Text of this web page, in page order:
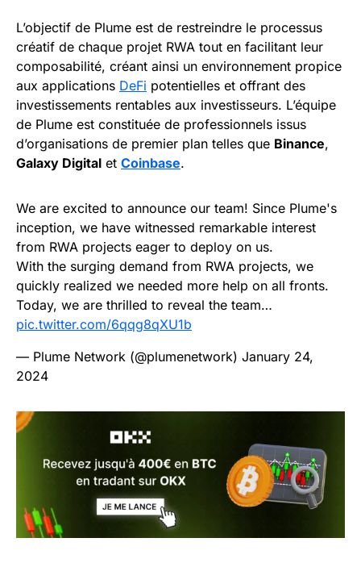
L’objectif de Plume est de restreindre le processus
créatif de chaque projet RWA tout en facilitant leur
composabilité, créant ainsi un environnement propice
aux applications DeFi potentielles et offrant des
investissements rentables aux investisseurs. L’équipe
de Plume est constituée de professionnels issus
d’organisations de premier plan telles que Binance,
Galaxy Digital et Coinbase.
We are excited to announce our team! Since Plume's
inception, we have witnessed remarkable interest
from RWA projects eager to deploy on us.
With the surging demand from RWA projects, we
quickly realized we needed more help on all fronts.
Today, we are thrilled to reveal the team…
pic.twitter.com/6qqg8qXU1b
— Plume Network (@plumenetwork) January 24,
2024